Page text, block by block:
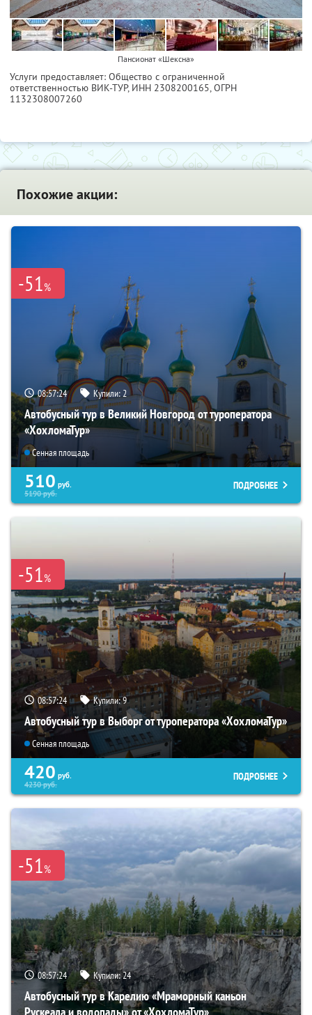
Пансионат «Шексна»
Услуги предоставляет: Общество с ограниченной
ответственностью ВИК-ТУР, ИНН 2308200165, ОГРН
1132308007260
Похожие акции:
-51%
08:57:22 Купили:2
Автобусный тур в Великий Новгород от туроператора
«ХохломаТур»
Сенная площадь
510 руб.
5190руб.
ПОДРОБНЕЕ
-51%
08:57:22 Купили:9
Автобусный тур в Выборг от туроператора «ХохломаТур»
Сенная площадь
420 руб.
4230руб.
ПОДРОБНЕЕ
-51%
08:57:22 Купили:24
Автобусный тур в Карелию «Мраморный каньон